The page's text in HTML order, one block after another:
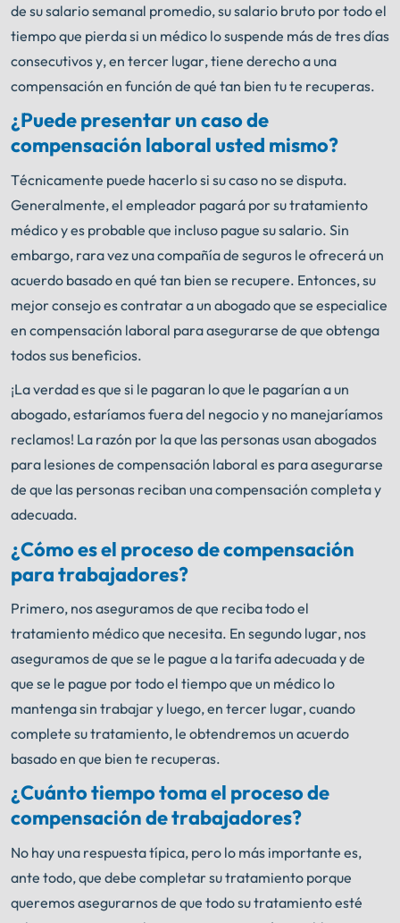
de su salario semanal promedio, su salario bruto por todo el
tiempo que pierda si un médico lo suspende más de tres días
consecutivos y, en tercer lugar, tiene derecho a una
compensación en función de qué tan bien tu te recuperas.
¿Puede presentar un caso de
compensación laboral usted mismo?
Técnicamente puede hacerlo si su caso no se disputa.
Generalmente, el empleador pagará por su tratamiento
médico y es probable que incluso pague su salario. Sin
embargo, rara vez una compañía de seguros le ofrecerá un
acuerdo basado en qué tan bien se recupere. Entonces, su
mejor consejo es contratar a un abogado que se especialice
en compensación laboral para asegurarse de que obtenga
todos sus beneficios.
¡La verdad es que si le pagaran lo que le pagarían a un
abogado, estaríamos fuera del negocio y no manejaríamos
reclamos! La razón por la que las personas usan abogados
para lesiones de compensación laboral es para asegurarse
de que las personas reciban una compensación completa y
adecuada.
¿Cómo es el proceso de compensación
para trabajadores?
Primero, nos aseguramos de que reciba todo el
tratamiento médico que necesita. En segundo lugar, nos
aseguramos de que se le pague a la tarifa adecuada y de
que se le pague por todo el tiempo que un médico lo
mantenga sin trabajar y luego, en tercer lugar, cuando
complete su tratamiento, le obtendremos un acuerdo
basado en que bien te recuperas.
¿Cuánto tiempo toma el proceso de
compensación de trabajadores?
No hay una respuesta típica, pero lo más importante es,
ante todo, que debe completar su tratamiento porque
queremos asegurarnos de que todo su tratamiento esté